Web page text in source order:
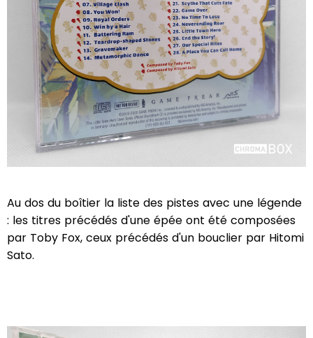
Au dos du boîtier la liste des pistes avec une légende
: les titres précédés d'une épée ont été composées
par Toby Fox, ceux précédés d'un bouclier par Hitomi
Sato.